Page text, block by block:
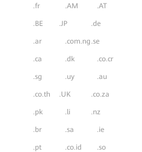
.fr .AM .AT
.BE .JP .de
.ar .com.ng .se
.ca .dk .co.cr
.sg .uy .au
.co.th .UK .co.za
.pk .li .nz
.br .sa .ie
.pt .co.id .so